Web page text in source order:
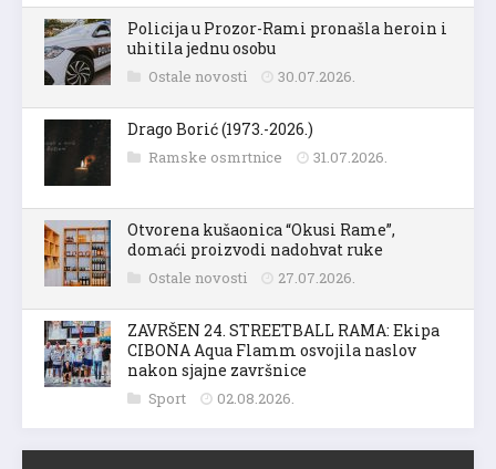
Policija u Prozor-Rami pronašla heroin i
uhitila jednu osobu
Ostale novosti 30.07.2026.
Drago Borić (1973.-2026.)
Ramske osmrtnice 31.07.2026.
Otvorena kušaonica “Okusi Rame”,
domaći proizvodi nadohvat ruke
Ostale novosti 27.07.2026.
ZAVRŠEN 24. STREETBALL RAMA: Ekipa
CIBONA Aqua Flamm osvojila naslov
nakon sjajne završnice
Sport 02.08.2026.